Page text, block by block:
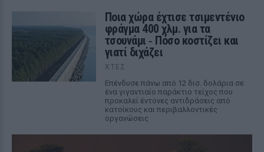
Ποια χώρα έχτισε τσιμεντένιο
φράγμα 400 χλμ. για τα
τσουνάμι ‑ Πόσο κοστίζει και
γιατί διχάζει
ΧΤΕΣ
Επένδυσε πάνω από 12 δισ. δολάρια σε
ένα γιγαντιαίο παράκτιο τείχος που
προκαλεί έντονες αντιδράσεις από
κατοίκους και περιβαλλοντικές
οργανώσεις